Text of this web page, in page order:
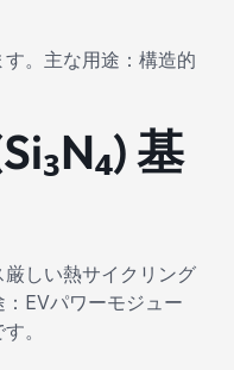
。主な用途：構造的
基
しい熱サイクリング
EVパワーモジュー
。